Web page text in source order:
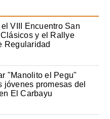
VIII Encuentro San
y el Rallye
Regularidad
"Manolito el Pegu"
jóvenes promesas del
El Carbayu